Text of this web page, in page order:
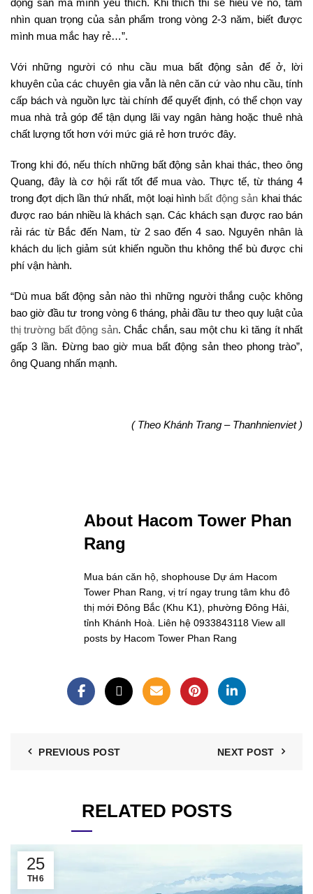
động sản mà mình yêu thích. Khi thích thì sẽ hiểu về nó, tầm
nhìn quan trọng của sản phẩm trong vòng 2-3 năm, biết được
mình mua mắc hay rẻ…”.
Với những người có nhu cầu mua bất động sản để ở, lời
khuyên của các chuyên gia vẫn là nên căn cứ vào nhu cầu, tính
cấp bách và nguồn lực tài chính để quyết định, có thể chọn vay
mua nhà trả góp để tận dụng lãi vay ngân hàng hoặc thuê nhà
chất lượng tốt hơn với mức giá rẻ hơn trước đây.
Trong khi đó, nếu thích những bất động sản khai thác, theo ông
Quang, đây là cơ hội rất tốt để mua vào. Thực tế, từ tháng 4
trong đợt dịch lần thứ nhất, một loại hình bất động sản khai thác
được rao bán nhiều là khách sạn. Các khách sạn được rao bán
rải rác từ Bắc đến Nam, từ 2 sao đến 4 sao. Nguyên nhân là
khách du lịch giảm sút khiến nguồn thu không thể bù được chi
phí vận hành.
“Dù mua bất động sản nào thì những người thắng cuộc không
bao giờ đầu tư trong vòng 6 tháng, phải đầu tư theo quy luật của
thị trường bất động sản. Chắc chắn, sau một chu kì tăng ít nhất
gấp 3 lần. Đừng bao giờ mua bất động sản theo phong trào”,
ông Quang nhấn mạnh.
( Theo Khánh Trang – Thanhnienviet )
About Hacom Tower Phan
Rang
Mua bán căn hộ, shophouse Dự ám Hacom
Tower Phan Rang, vị trí ngay trung tâm khu đô
thị mới Đông Bắc (Khu K1), phường Đông Hải,
tỉnh Khánh Hoà. Liên hệ 0933843118 View all
posts by Hacom Tower Phan Rang
PREVIOUS POST NEXT POST
RELATED POSTS
25
TH6